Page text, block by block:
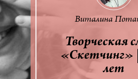
Виталина
Творческая
«Скетчинг»
лет